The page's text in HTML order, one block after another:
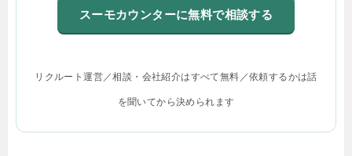
スーモカウンターに無料で相談する
リクルート運営／相談・会社紹介はすべて無料／依頼するかは話
を聞いてから決められます